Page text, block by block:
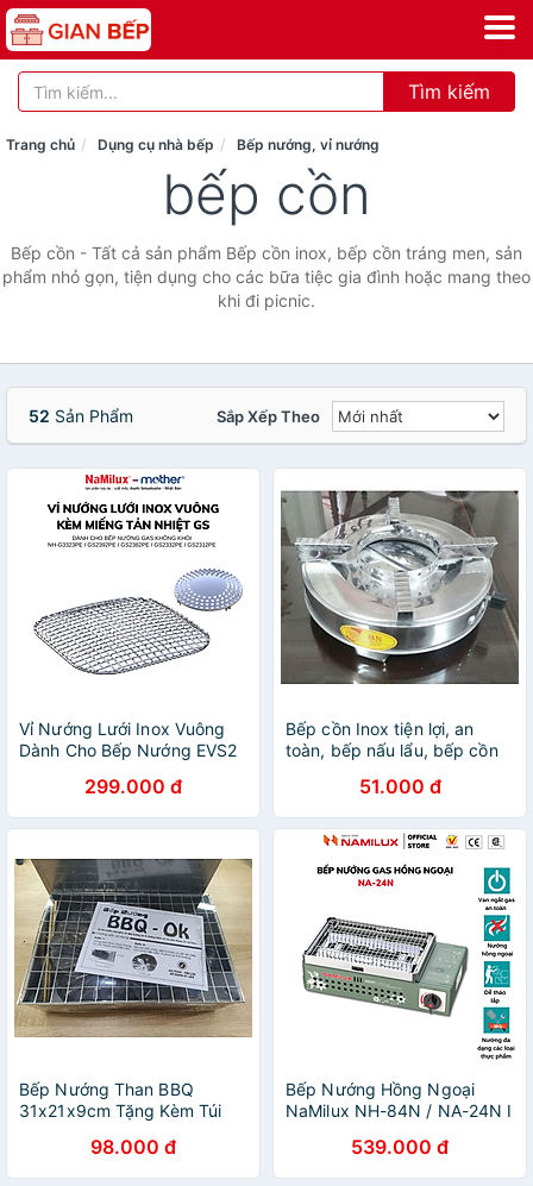
Tìm kiếm
Trang chủ Dụng cụ nhà bếp Bếp nướng, vỉ nướng
bếp cồn
Bếp cồn - Tất cả sản phẩm Bếp cồn inox, bếp cồn tráng men, sản
phẩm nhỏ gọn, tiện dụng cho các bữa tiệc gia đình hoặc mang theo
khi đi picnic.
52 Sản Phẩm Sắp Xếp Theo
Vỉ Nướng Lưới Inox Vuông
Dành Cho Bếp Nướng EVS2
/ GS2382PE / GS2332PE/
GS2312PE
299.000 đ
Bếp cồn Inox tiện lợi, an
toàn, bếp nấu lẩu, bếp cồn
51.000 đ
Bếp Nướng Than BBQ
31x21x9cm Tặng Kèm Túi
98.000 đ
Bếp Nướng Hồng Ngoại
NaMilux NH-84N / NA-24N I
Gia Đình I Bảo Hành 06
Tháng I Hàng Chính Hãng
539.000 đ